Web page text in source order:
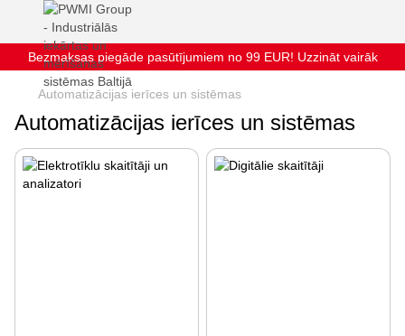
Bezmaksas piegāde pasūtījumiem no 99 EUR! Uzzināt vairāk
Automatizācijas ierīces un sistēmas
Automatizācijas ierīces un sistēmas